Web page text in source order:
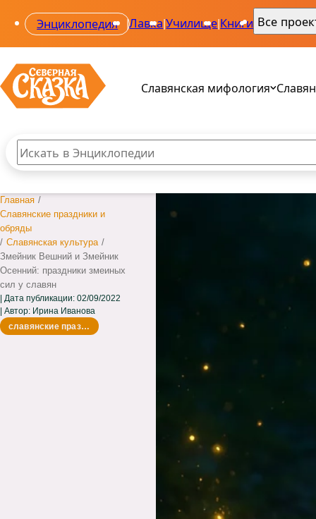
Энциклопедия |Лавка|Училище|Книги Все
Славянская мифология
Перун
Поиск по сайту
Введите текст и нажмите кнопку «Найти», чтобы
Главная /
Славянские праздники и
обряды
/ Славянская культура /
Змейник Вешний и Змейник
Осенний: праздники змеиных
сил у славян
Дата публикации: 02/09/2022
Автор: Ирина Иванова
славянские праздники и обряды